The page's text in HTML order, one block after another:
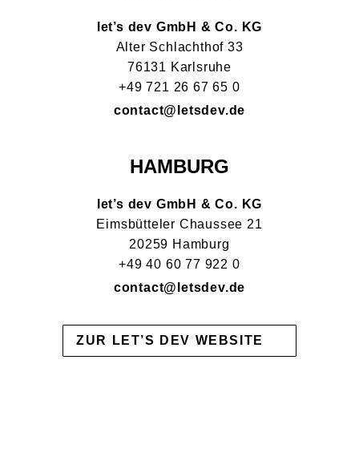
let’s dev GmbH & Co. KG
Alter Schlachthof 33
76131 Karlsruhe
+49 721 26 67 65 0
contact@letsdev.de
HAMBURG
let’s dev GmbH & Co. KG
Eimsbütteler Chaussee 21
20259 Hamburg
+49 40 60 77 922 0
contact@letsdev.de
ZUR LET’S DEV WEBSITE